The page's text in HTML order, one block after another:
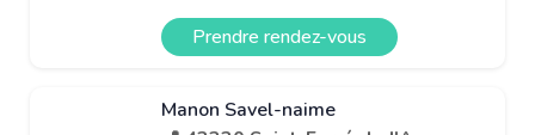
Prendre rendez-vous
Manon Savel-naime